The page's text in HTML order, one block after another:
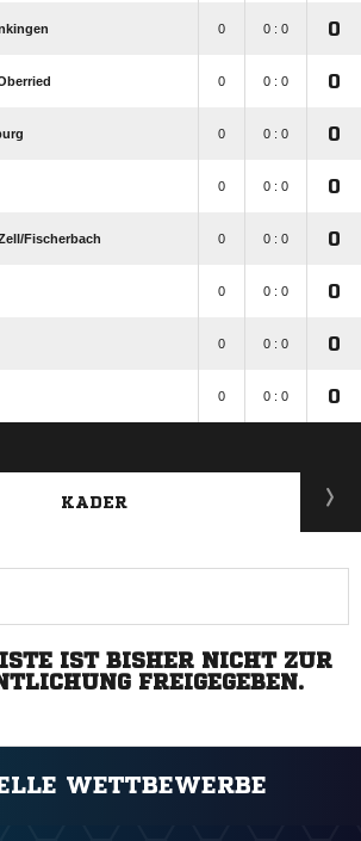
0 0 : 0 0
0 0 : 0 0
0 0 : 0 0
0 0 : 0 0
​Fischerbach 0 0 : 0 0
0 0 : 0 0
0 0 : 0 0
0 0 : 0 0
KADER
IST BISHER NICHT ZUR
FREIGEGEBEN.
WETTBEWERBE